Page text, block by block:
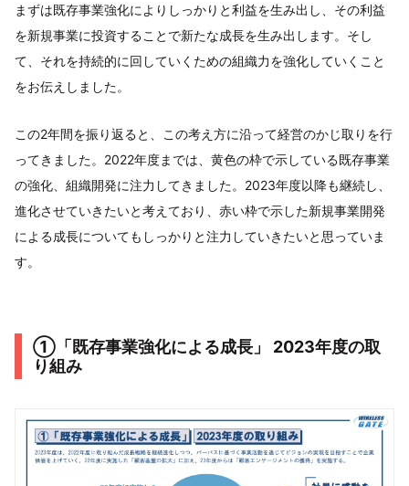
まずは既存事業強化によりしっかりと利益を生み出し、その利益
を新規事業に投資することで新たな成長を生み出します。そし
て、それを持続的に回していくための組織力を強化していくこと
をお伝えしました。
この2年間を振り返ると、この考え方に沿って経営のかじ取りを行
ってきました。2022年度までは、黄色の枠で示している既存事業
の強化、組織開発に注力してきました。2023年度以降も継続し、
進化させていきたいと考えており、赤い枠で示した新規事業開発
による成長についてもしっかりと注力していきたいと思っていま
す。
①「既存事業強化による成長」 2023年度の取
り組み